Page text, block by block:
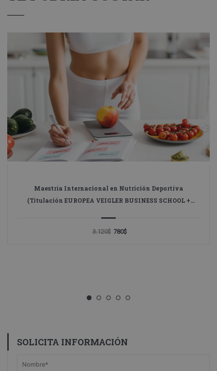
Maestría Internacional en Nutrición Deportiva
(Titulación EUROPEA VEIGLER BUSINESS SCHOOL +
3.120$ 780$
SOLICITA INFORMACIÓN